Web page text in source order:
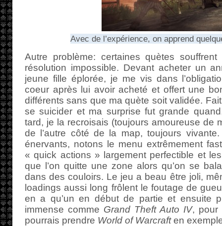
Avec de l’expérience, on apprend
Autre problème: certaines quètes
résolution impossible. Devant acheter un
jeune fille éplorée, je me vis dans
coeur après lui avoir acheté et offert une
différents sans que ma quète soit validée.
se suicider et ma surprise fut grande
tard, je la recroisais (toujours amoureuse de
de l’autre côté de la map, toujours
énervants, notons le menu extrêmement
« quick actions » largement perfectible et
que l’on quitte une zone alors qu’on se
dans des couloirs. Le jeu a beau être joli,
loadings aussi long frôlent le foutage de
en a qu’un en début de partie et ensuite
immense comme Grand Theft Auto IV, pour
pourrais prendre World of Warcraften